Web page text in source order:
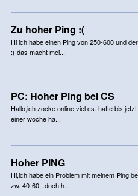
Zu hoher Ping :(
Hi ich habe einen Ping von 250-600 und
:( das macht mei...
PC: Hoher Ping bei CS
Hallo,ich zocke online viel cs. hatte bis
einer woche ha...
Hoher PING
Hi,ich habe ein Problem mit meinem Ping
zw. 40-60...doch h...